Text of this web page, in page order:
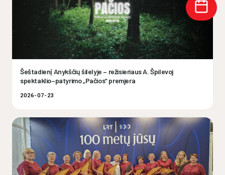
Šeštadienį Anykščių šilelyje – režisieriaus A. Špilevoj
spektaklio–patyrimo „Pačios“ premjera
2026-07-23